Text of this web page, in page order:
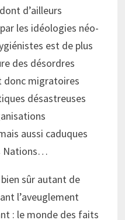
d’ailleurs
les idéologies néo-
est de plus
des désordres
donc migratoires
désastreuses
aussi caduques
Nations…
sûr autant de
l’aveuglement
: le monde des faits